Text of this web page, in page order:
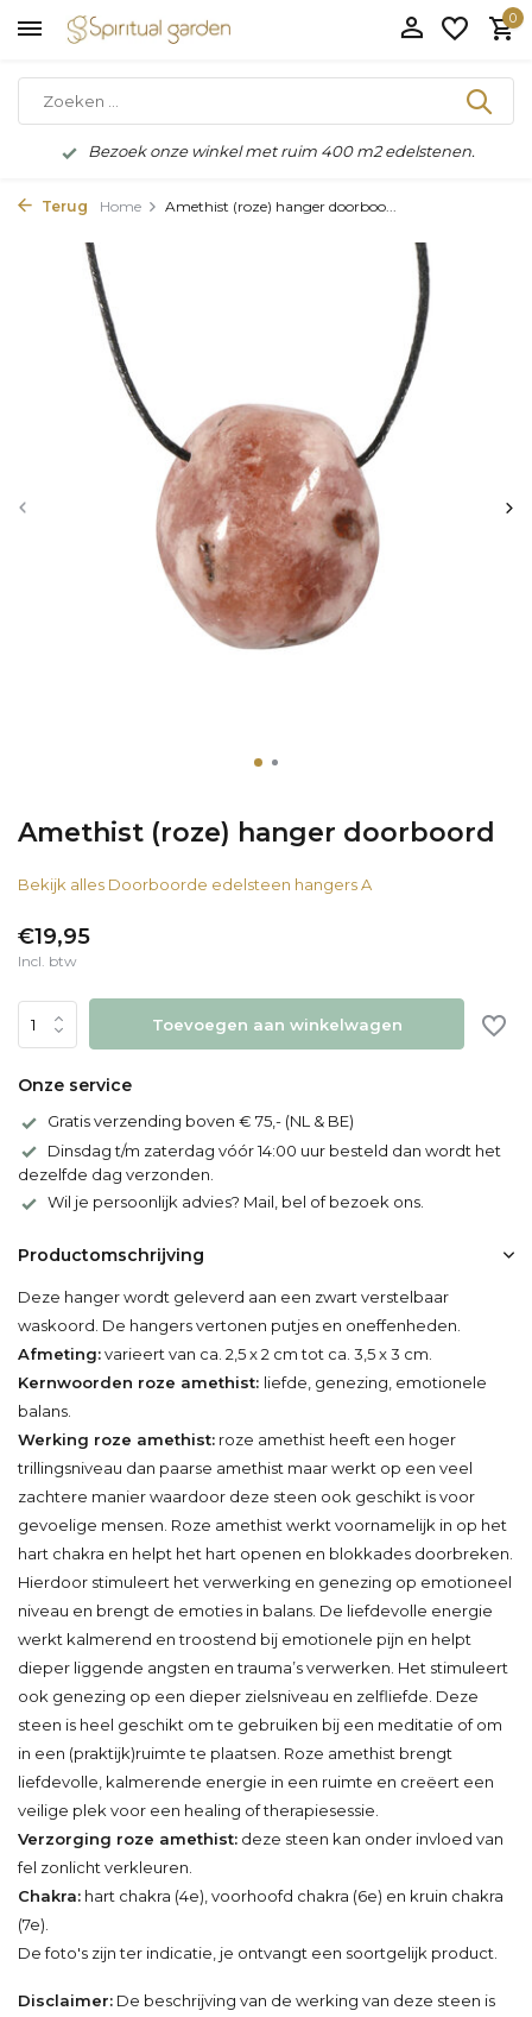
0
Bezoek onze winkel met ruim 400 m2 edelstenen.
Terug Home Amethist (roze) hanger doorboo...
Amethist (roze) hanger doorboord
Bekijk alles Doorboorde edelsteen hangers A
€19,95
Incl. btw
Toevoegen aan winkelwagen
Onze service
Gratis verzending boven € 75,- (NL & BE)
Dinsdag t/m zaterdag vóór 14:00 uur besteld dan wordt het
dezelfde dag verzonden.
Wil je persoonlijk advies? Mail, bel of bezoek ons.
Productomschrijving
Deze hanger wordt geleverd aan een zwart verstelbaar
waskoord. De hangers vertonen putjes en oneffenheden.
Afmeting:varieert van ca. 2,5 x 2 cm tot ca. 3,5 x 3 cm.
Kernwoorden roze amethist: liefde, genezing, emotionele
balans.
Werking roze amethist: roze amethist heeft een hoger
trillingsniveau dan paarse amethist maar werkt op een veel
zachtere manier waardoor deze steen ook geschikt is voor
gevoelige mensen. Roze amethist werkt voornamelijk in op het
hart chakra en helpt het hart openen en blokkades doorbreken.
Hierdoor stimuleert het verwerking en genezing op emotioneel
niveau en brengt de emoties in balans. De liefdevolle energie
werkt kalmerend en troostend bij emotionele pijn en helpt
dieper liggende angsten en trauma’s verwerken. Het stimuleert
ook genezing op een dieper zielsniveau en zelfliefde. Deze
steen is heel geschikt om te gebruiken bij een meditatie of om
in een (praktijk)ruimte te plaatsen. Roze amethist brengt
liefdevolle, kalmerende energie in een ruimte en creëert een
veilige plek voor een healing of therapiesessie.
Verzorging roze amethist: deze steen kan onder invloed van
fel zonlicht verkleuren.
Chakra: hart chakra (4e), voorhoofd chakra (6e) en kruin chakra
(7e).
De foto's zijn ter indicatie, je ontvangt een soortgelijk product.
Disclaimer: De beschrijving van de werking van deze steen is